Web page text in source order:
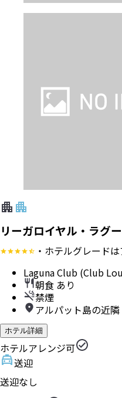
リーガロイヤル・ラグ
・ホテルグレード
Laguna Club (Club
朝食 あり
禁煙
アルパット島の近隣
ホテル詳細
ホテルアレンジ可
送迎
送迎なし